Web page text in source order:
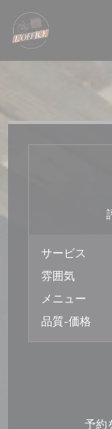
クッキー利用の管
サービス
雰囲気
メニュー
品質-価格
予約